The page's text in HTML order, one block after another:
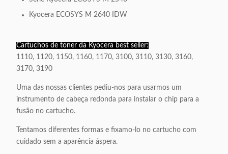
Kyocera ECOSYS M 2640 IDW
Cartuchos de toner da Kyocera best seller:
1110, 1120, 1150, 1160, 1170, 3100, 3110, 3130, 3160,
3170, 3190
Uma das nossas clientes pediu-nos para usarmos um
instrumento de cabeça redonda para instalar o chip para a
fusão no cartucho.
Tentamos diferentes formas e fixamo-lo no cartucho com
cuidado sem a aparência áspera.